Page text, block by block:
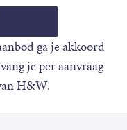
ga je akkoord
je per aanvraag
H&W.